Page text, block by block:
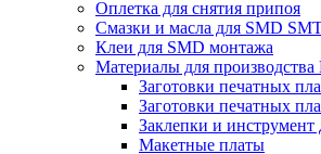
Оплетка для снятия припоя
Смазки и масла для SMD
Клеи для SMD монтажа
Материалы для
Заготовки печатных
Заготовки печатных
Заклепки и инструмент
Макетные платы